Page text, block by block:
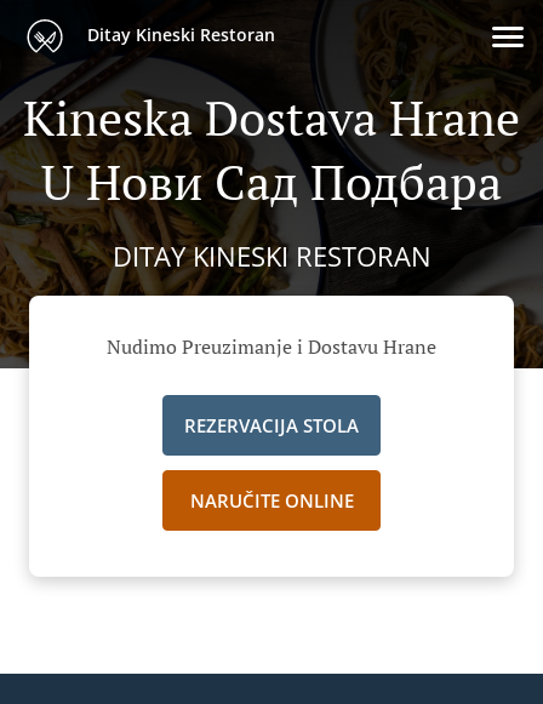
Ditay Kineski Restoran
Kineska Dostava Hrane
U Нови Сад Подбара
DITAY KINESKI RESTORAN
Nudimo Preuzimanje i Dostavu Hrane
REZERVACIJA STOLA
NARUČITE ONLINE